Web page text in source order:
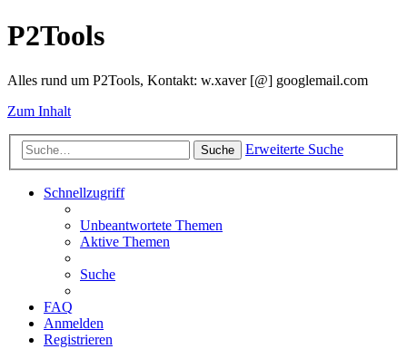
P2Tools
Alles rund um P2Tools, Kontakt: w.xaver [@] googlemail.com
Zum Inhalt
Suche Erweiterte Suche
Schnellzugriff
Unbeantwortete Themen
Aktive Themen
Suche
FAQ
Anmelden
Registrieren